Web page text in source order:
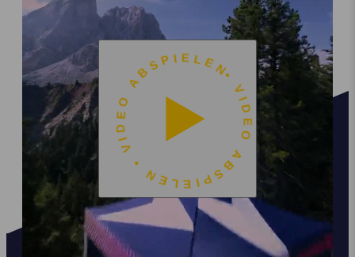
• VIDEO ABSPIELEN • VIDEO ABSPIELEN